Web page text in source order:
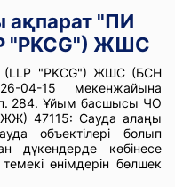
ақпарат "ПИ
"PKCG") ЖШС
"PKCG") ЖШС (БСН
04-15 мекенжайына
284. Ұйым басшысы ЧО
47115: Сауда алаңы
объектілері болып
дүкендерде көбінесе
өнімдерін бөлшек